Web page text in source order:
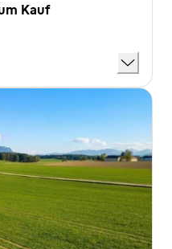
Kauf